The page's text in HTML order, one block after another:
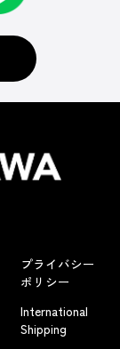
プライバシー
ポリシー
International
Shipping